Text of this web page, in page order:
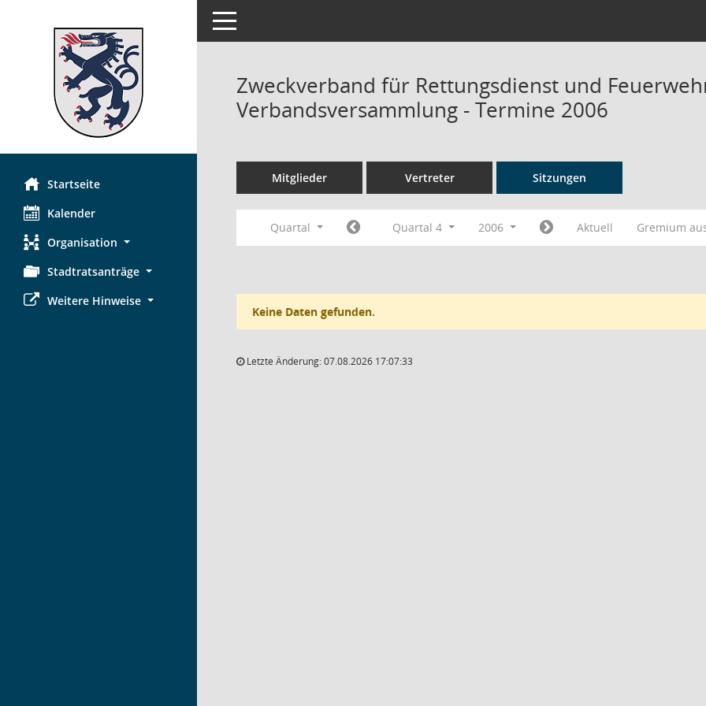
Startseite
Kalender
Organisation
Stadtratsanträge
Weitere Hinweise
Toggle navigation
Zweckverband für Rettungsdienst und
Verbandsversammlung - Termine 2006
Mitglieder Vertreter Sitzungen
Quartal Quartal 4 2006 Aktuell Gremium
Keine Daten gefunden.
Letzte Änderung: 07.08.2026 17:07:33